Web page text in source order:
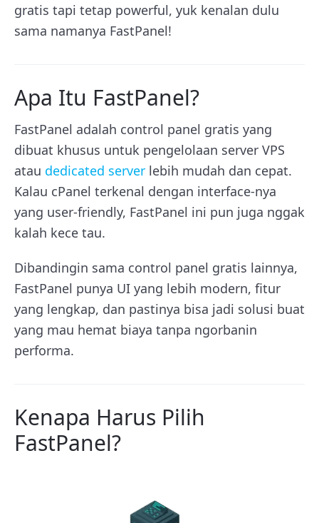
gratis tapi tetap powerful, yuk kenalan dulu
sama namanya FastPanel!
Apa Itu FastPanel?
FastPanel adalah control panel gratis yang
dibuat khusus untuk pengelolaan server VPS
atau dedicated server lebih mudah dan cepat.
Kalau cPanel terkenal dengan interface-nya
yang user-friendly, FastPanel ini pun juga nggak
kalah kece tau.
Dibandingin sama control panel gratis lainnya,
FastPanel punya UI yang lebih modern, fitur
yang lengkap, dan pastinya bisa jadi solusi buat
yang mau hemat biaya tanpa ngorbanin
performa.
Kenapa Harus Pilih
FastPanel?